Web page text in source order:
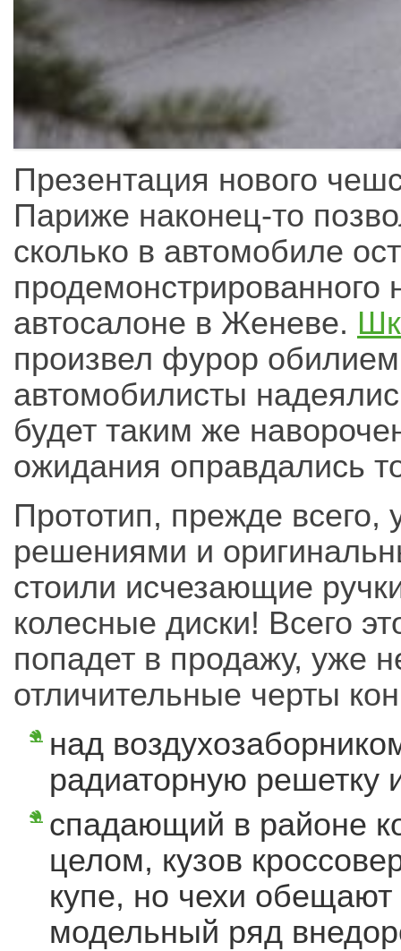
Презентация нового
Париже наконец-то
сколько в автомобиле
автосалоне в Женеве.
произвел фурор
автомобилисты
будет таким же
ожидания оправдались
Прототип, прежде
решениями и
стоили исчезающие
колесные диски! Всего
попадет в продажу, уже
отличительные черты
над
радиаторную решетку
спадающий в районе
целом, кузов
купе, но чехи
модельный ряд